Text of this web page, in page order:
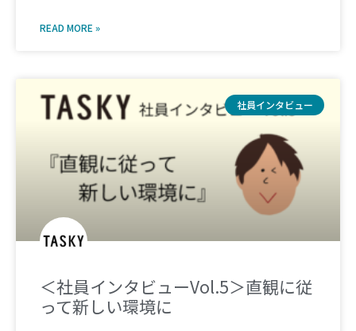
READ MORE »
社員インタビュー
＜社員インタビューVol.5＞直観に従
って新しい環境に